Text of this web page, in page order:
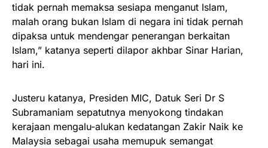
tidak pernah memaksa sesiapa menganut Islam,
malah orang bukan Islam di negara ini tidak pernah
dipaksa untuk mendengar penerangan berkaitan
Islam,” katanya seperti dilapor akhbar Sinar Harian,
hari ini.
Justeru katanya, Presiden MIC, Datuk Seri Dr S
Subramaniam sepatutnya menyokong tindakan
kerajaan mengalu-alukan kedatangan Zakir Naik ke
Malaysia sebagai usaha memupuk semangat